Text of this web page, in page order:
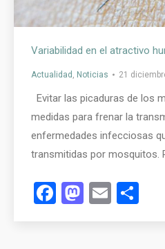
Actualidad Noticias 21
Evitar las picaduras de los
medidas para frenar la
enfermedades infecciosas
transmitidas por mosquitos.
Facebook
Email